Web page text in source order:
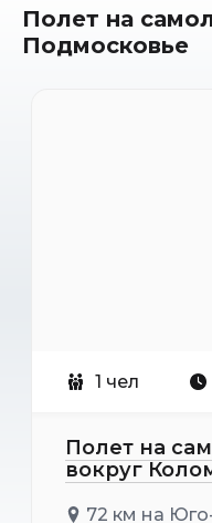
Полет на
Подмосковье
1 чел
Полет на
вокруг
72 км на